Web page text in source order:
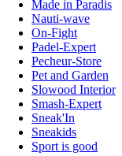
Made in Paradis
Nauti-wave
On-Fight
Padel-Expert
Pecheur-Store
Pet and Garden
Slowood Interior
Smash-Expert
Sneak'In
Sneakids
Sport is good